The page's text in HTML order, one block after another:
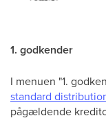
1. godkender
I menuen "1.
standard
pågældende